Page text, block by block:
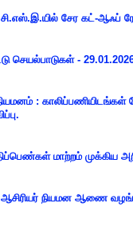
சேர கட்-ஆஃப்
செயல்பாடுகள் -
: காலிப்பணியிடங்கள்
மாற்றம் முக்கிய
ஆசிரியர் நியமன ஆணை